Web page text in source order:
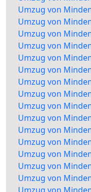
Umzug von
Umzug von
Umzug von
Umzug von
Umzug von
Umzug von
Umzug von
Umzug von
Umzug von
Umzug von
Umzug von
Umzug von
Umzug von
Umzug von
Umzug von